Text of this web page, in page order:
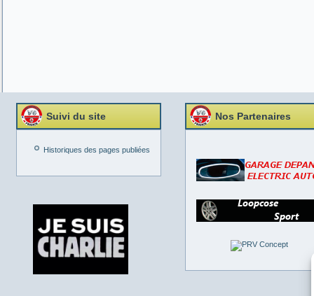
Suivi du site
Historiques des pages publiées
Nos Partenaires